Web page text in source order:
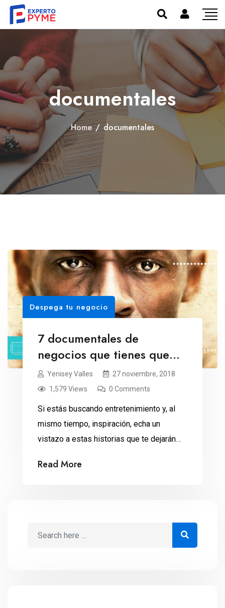
documentales
Home / documentales
Despega tu negocio
7 documentales de
negocios que tienes que
verYenisey Valles
27 noviembre, 2018
1,579 Views
0 Comments
Si estás buscando entretenimiento y, al
mismo tiempo, inspiración, echa un
vistazo a estas historias que te dejarán
sueños… y nuevas ideas para cumplirlos.
Read More